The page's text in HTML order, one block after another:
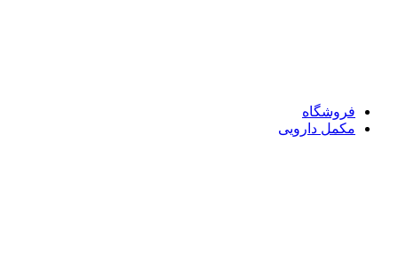
فروشگاه
مکمل دارویی